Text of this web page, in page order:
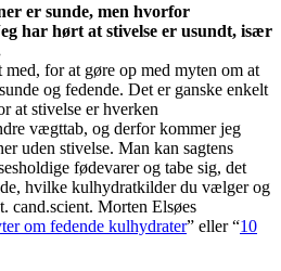
er sunde, men hvorfor
har hørt at stivelse er usundt, især
med, for at gøre op med myten om at
og fedende. Det er ganske enkelt
at stivelse er hverken
vægttab, og derfor kommer jeg
uden stivelse. Man kan sagtens
fødevarer og tabe sig, det
hvilke kulhydratkilder du vælger og
cand.scient. Morten Elsøes
om fedende kulhydrater” eller “10